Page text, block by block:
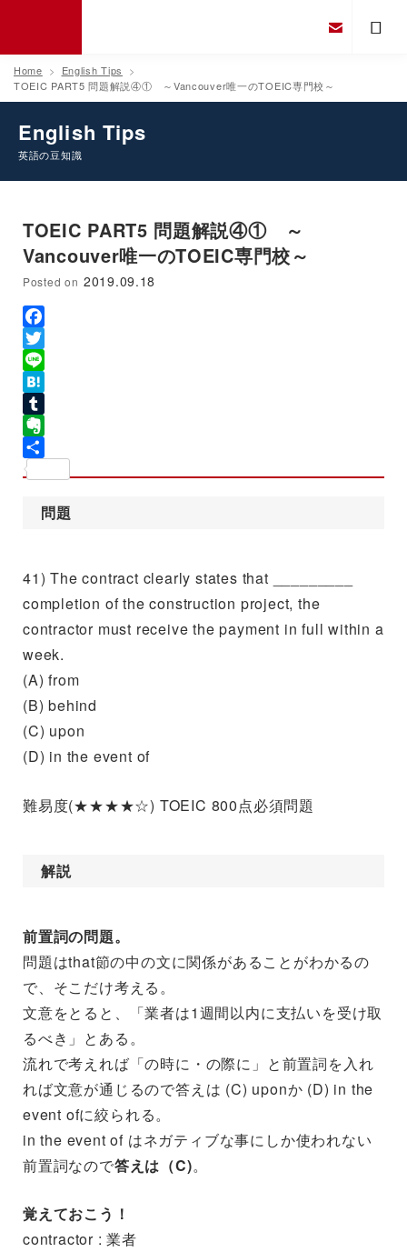
Home
English Tips
TOEIC PART5 問題解説④① ～Vancouver唯一のTOEIC専門校～
English Tips
英語の豆知識
TOEIC PART5 問題解説④① ～
Vancouver唯一のTOEIC専門校～
Posted on 2019.09.18
Facebook
Twitter
Line
Hatena
Tumblr
Evernote
問題
41) The contract clearly states that _________
completion of the construction project, the
contractor must receive the payment in full within a
week.
(A) from
(B) behind
(C) upon
(D) in the event of
難易度(★★★★☆) TOEIC 800点必須問題
解説
前置詞の問題。
問題はthat節の中の文に関係があることがわかるの
で、そこだけ考える。
文意をとると、「業者は1週間以内に支払いを受け取
るべき」とある。
流れで考えれば「の時に・の際に」と前置詞を入れ
れば文意が通じるので答えは (C) uponか (D) in the
event ofに絞られる。
in the event of はネガティブな事にしか使われない
前置詞なので答えは（C)。
覚えておこう！
contractor : 業者